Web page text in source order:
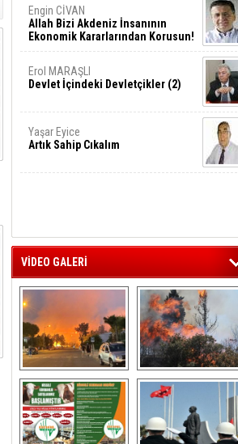
Engin CİVAN
Allah Bizi Akdeniz İnsanının
Ekonomik Kararlarından Korusun!
Erol MARAŞLI
Devlet İçindeki Devletçikler (2)
Yaşar Eyice
Artık Sahip Cıkalım
VİDEO GALERİ
Aliağa ‘da  otluk
alanda çıkan
yangın evlere
sıçramadan
söndürüldü
Aliağa'nın Ciğerleri